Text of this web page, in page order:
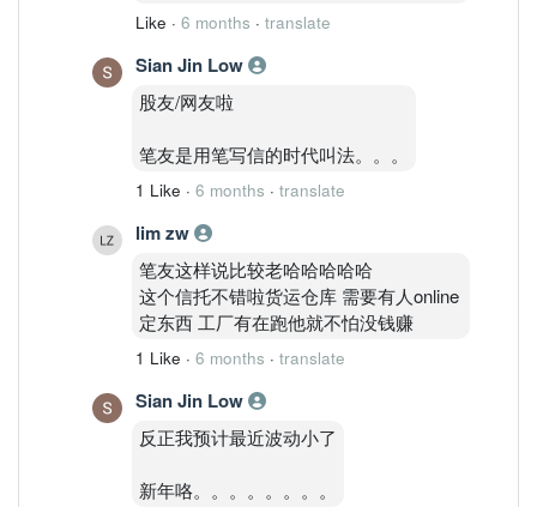
Like · 6 months · translate
Sian Jin Low
股友/网友啦
笔友是用笔写信的时代叫法。。。
1 Like · 6 months · translate
lim zw
笔友这样说比较老哈哈哈哈哈
这个信托不错啦货运仓库 需要有人online
定东西 工厂有在跑他就不怕没钱赚
1 Like · 6 months · translate
Sian Jin Low
反正我预计最近波动小了
新年咯。。。。。。。。